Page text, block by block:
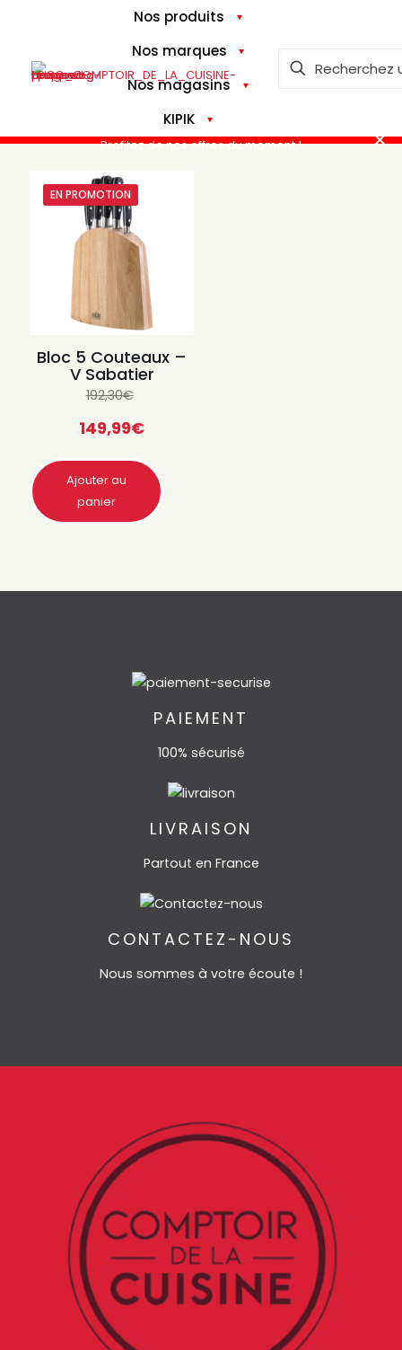
Nos produits
Nos marques
Nos magasins
KIPIK
Profitez de nos offres du moment ! ✕
EN PROMOTION
Bloc 5 Couteaux –
V Sabatier
192,30€
149,99€
Ajouter au
panier
PAIEMENT
100% sécurisé
LIVRAISON
Partout en France
CONTACTEZ-NOUS
Nous sommes à votre écoute !